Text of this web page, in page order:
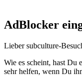
AdBlocker
Lieber subculture-
Wie es scheint, hast Du
sehr helfen, wenn Du